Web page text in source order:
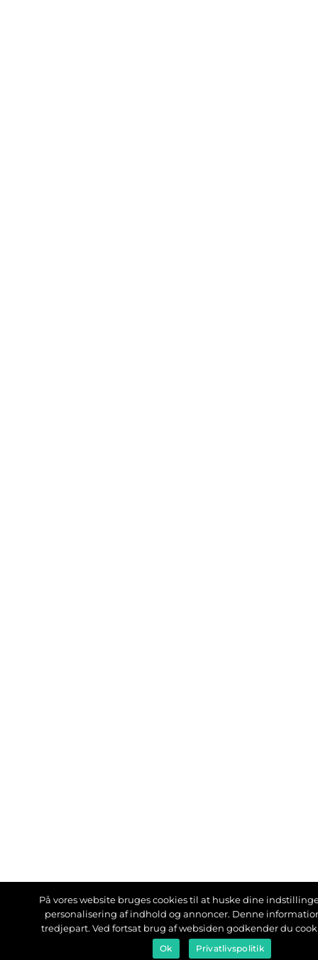
På vores website bruges cookies til at huske dine
personalisering af indhold og annoncer. Denne
tredjepart. Ved fortsat brug af websiden godkender du
Ok Privatlivspolitik